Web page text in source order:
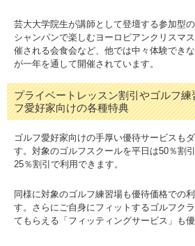
芸大大学院生が講師として登壇する参加型
シャンパンで楽しむヨーロピアンクリスマ
催される会食会など、他では中々体験でき
が一年を通して開催されています。
プライベートレッスン割引やゴルフ
フ愛好家向けの各種特典
ゴルフ愛好家向けの手厚い優待サービスも
す。対象のゴルフスクールを平日は50％割
25％割引で利用できます。
同様に対象のゴルフ練習場も優待価格での
す。さらにご自身にフィットするゴルフク
てもらえる「フィッティングサービス」も